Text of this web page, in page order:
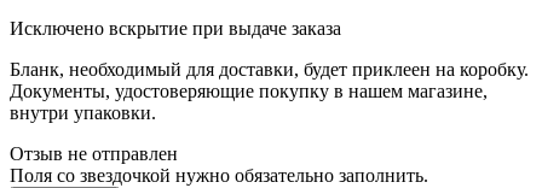
Исключено вскрытие при выдаче заказа
Бланк, необходимый для доставки, будет приклеен на коробку.
Документы, удостоверяющие покупку в нашем магазине,
внутри упаковки.
Отзыв не отправлен
Поля со звездочкой нужно обязательно заполнить.